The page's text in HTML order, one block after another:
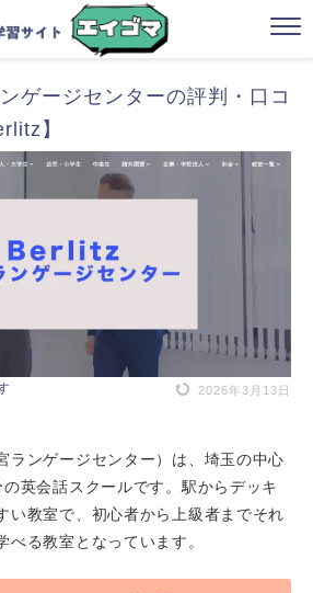
ゲージセンターの評判・口コ
】
2026年3月13日
ランゲージセンター）は、埼玉の中心
英会話スクールです。駅からデッキ
い教室で、初心者から上級者までそれ
べる教室となっています。